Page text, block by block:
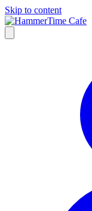
Skip to content